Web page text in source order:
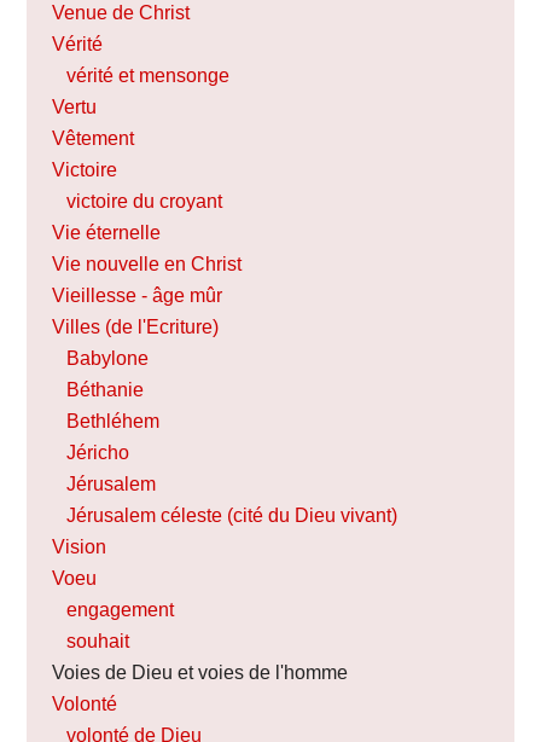
Venue de Christ
Vérité
vérité et mensonge
Vertu
Vêtement
Victoire
victoire du croyant
Vie éternelle
Vie nouvelle en Christ
Vieillesse - âge mûr
Villes (de l'Ecriture)
Babylone
Béthanie
Bethléhem
Jéricho
Jérusalem
Jérusalem céleste (cité du Dieu vivant)
Vision
Voeu
engagement
souhait
Voies de Dieu et voies de l'homme
Volonté
volonté de Dieu